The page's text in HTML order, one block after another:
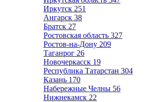
Иркутск 251
Ангарск 38
Братск 27
Ростовская область 327
Ростов-на-Дону 209
Таганрог 26
Новочеркасск 19
Республика Татарстан 304
Казань 170
Набережные Челны 56
Нижнекамск 22